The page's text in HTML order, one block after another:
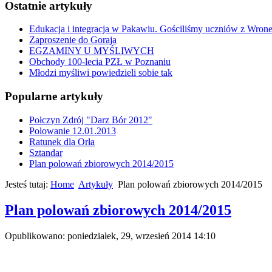
Ostatnie artykuły
Edukacja i integracja w Pakawiu. Gościliśmy uczniów z
Zaproszenie do Goraja
EGZAMINY U MYŚLIWYCH
Obchody 100-lecia PZŁ w Poznaniu
Młodzi myśliwi powiedzieli sobie tak
Popularne artykuły
Połczyn Zdrój "Darz Bór 2012"
Polowanie 12.01.2013
Ratunek dla Orła
Sztandar
Plan polowań zbiorowych 2014/2015
Jesteś tutaj: Home Artykuły Plan polowań zbiorowych 2014/2015
Plan polowań zbiorowych 2014/2015
Opublikowano: poniedziałek, 29, wrzesień 2014 14:10